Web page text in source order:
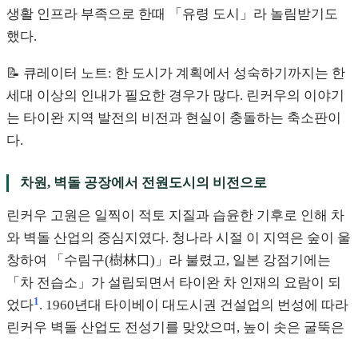
생활 인프라 부족으로 한때 「유령 도시」라 놀림받기도
했다.
📝 큐레이터 노트: 한 도시가 계획에서 성숙하기까지는 한
세대 이상의 인내가 필요한 경우가 많다. 린커우의 이야기
는 타이완 지역 발전의 비전과 현실이 충돌하는 축소판이
다.
차원, 벽돌 공장에서 전원도시의 비전으로
린커우 고원은 일찍이 적토 지질과 습윤한 기후로 인해 차
와 벽돌 산업의 중심지였다. 청나라 시절 이 지역은 숲이 울
창하여 「수림구(樹林口)」라 불렸고, 일본 강점기에는
「차 전습소」가 설립되면서 타이완 차 인재의 요람이 되
었다1 . 1960년대 타이베이 대도시권 건설업의 번성에 따라
린커우 벽돌 산업도 전성기를 맞았으며, 높이 솟은 굴뚝은